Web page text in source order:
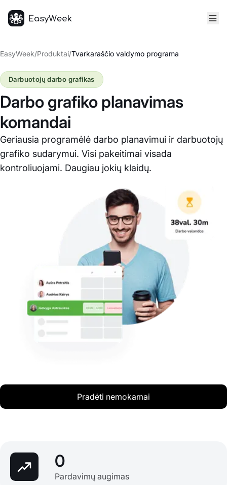
EasyWeek/Produktai/Tvarkaraščio valdymo programa
Darbo grafiko planavimas
komandai
Geriausia programėlė darbo planavimui ir darbuotojų
grafiko sudarymui. Visi pakeitimai visada
kontroliuojami. Daugiau jokių klaidų.
Darbuotojų darbo grafikas
Pradėti nemokamai
0
Pardavimų augimas